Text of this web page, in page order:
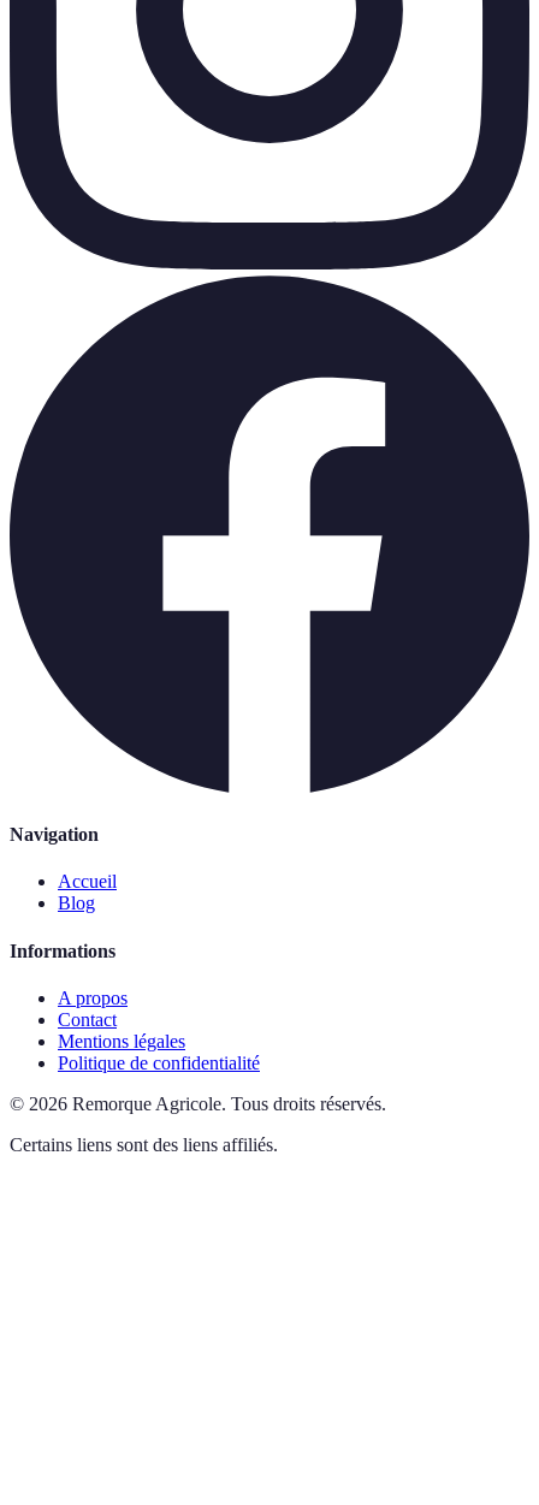
Navigation
Accueil
Blog
Informations
A propos
Contact
Mentions légales
Politique de confidentialité
© 2026 Remorque Agricole. Tous droits réservés.
Certains liens sont des liens affiliés.